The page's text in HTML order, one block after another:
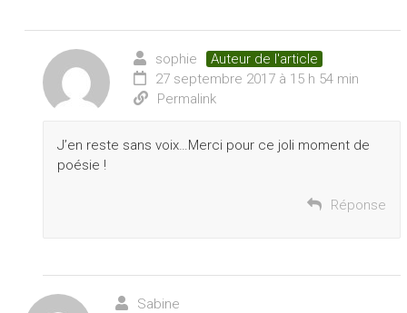
sophie
Auteur de l'article
27 septembre 2017 à 15 h 54 min
Permalink
J’en reste sans voix…Merci pour ce joli moment de
poésie !
Réponse
Sabine